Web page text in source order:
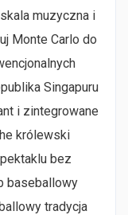
muzyczna i
Monte Carlo do
Singapuru
i zintegrowane
królewski
bez
baseballowy
tradycja